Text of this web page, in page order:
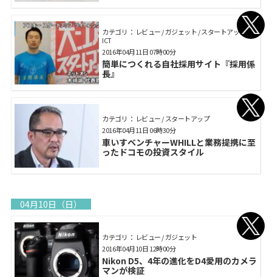
カテゴリ： レビュー / ガジェット / スタートアップ /
ICT
簡単につくれる自社採用サイト『採用係
長』
2016年04月11日 07時00分
カテゴリ： レビュー / スタートアップ
車いすベンチャーWHILLと業務提携に至
ったドコモの投資スタイル
2016年04月11日 06時30分
04月10日（日）
カテゴリ： レビュー / ガジェット
Nikon D5、4年の進化をD4愛用のカメラ
マンが検証
2016年04月10日 12時00分